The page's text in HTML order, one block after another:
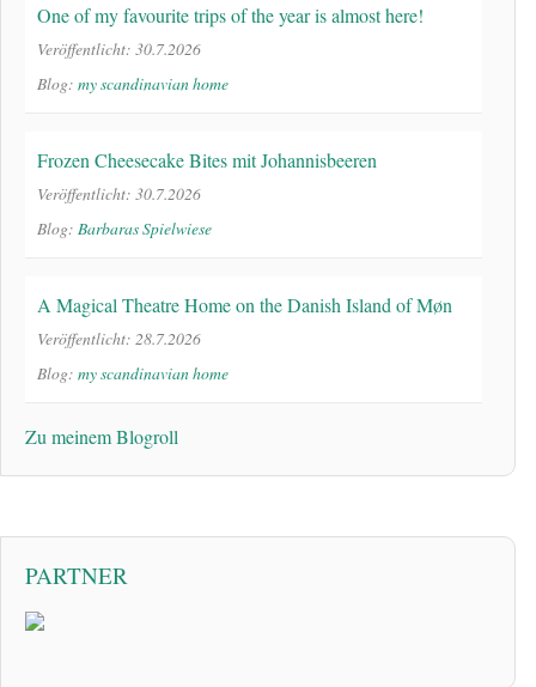
One of my favourite trips of the year is almost here!
Veröffentlicht: 30.7.2026
Blog: my scandinavian home
Frozen Cheesecake Bites mit Johannisbeeren
Veröffentlicht: 30.7.2026
Blog: Barbaras Spielwiese
A Magical Theatre Home on the Danish Island of Møn
Veröffentlicht: 28.7.2026
Blog: my scandinavian home
Zu meinem Blogroll
PARTNER